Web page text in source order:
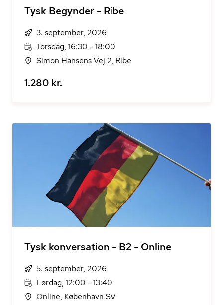
Tysk Begynder - Ribe
3. september, 2026
Torsdag, 16:30 - 18:00
Simon Hansens Vej 2, Ribe
1.280 kr.
Tysk konversation - B2 - Online
5. september, 2026
Lørdag, 12:00 - 13:40
Online, København SV